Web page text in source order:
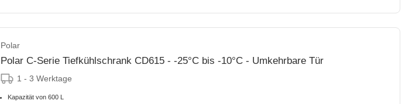
Polar
Polar C-Serie Tiefkühlschrank CD615 - -25°C bis -10°C - Umkehrbare Tür
1 - 3 Werktage
Kapazität von 600 L